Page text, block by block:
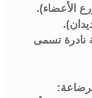
الأعضاء).
نادرة تسمى